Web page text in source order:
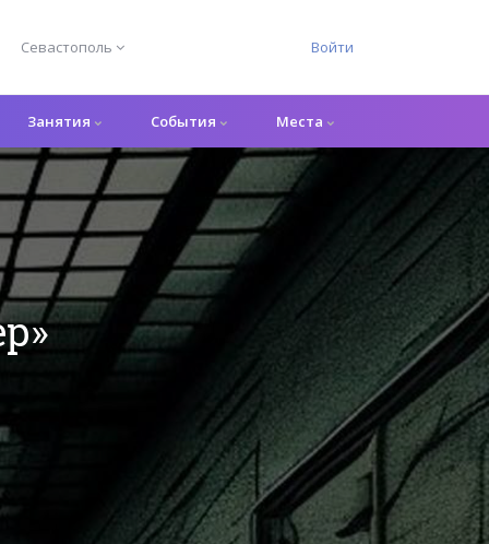
Севастополь Войти
Занятия События Места